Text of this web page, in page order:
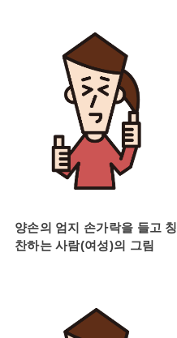
양손의 엄지 손가락을 들고 칭
찬하는 사람(여성)의 그림